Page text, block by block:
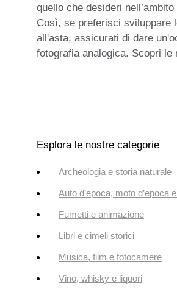
quello che desideri
Così, se preferisci sviluppare
all'asta, assicurati di dare
fotografia analogica. Scopri
Esplora le nostre categorie
Archeologia e storia naturale
Auto d’epoca, moto d’epoca
Fumetti e animazione
Libri e cimeli storici
Musica, film e fotocamere
Vino, whisky e liquori